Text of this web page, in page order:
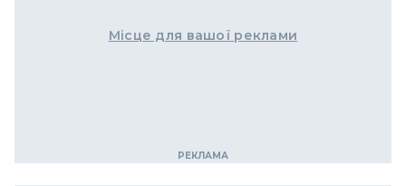
Місце для вашої реклами